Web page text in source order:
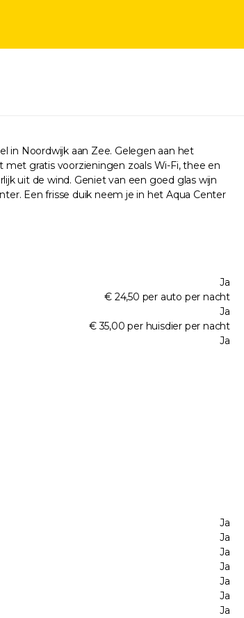
in Noordwijk aan Zee. Gelegen aan het
gratis voorzieningen zoals Wi-Fi, thee en
uit de wind. Geniet van een goed glas wijn
Een frisse duik neem je in het Aqua Center
Ja
€ 24,50 per auto per nacht
Ja
€ 35,00 per huisdier per nacht
Ja
Ja
Ja
Ja
Ja
Ja
Ja
Ja